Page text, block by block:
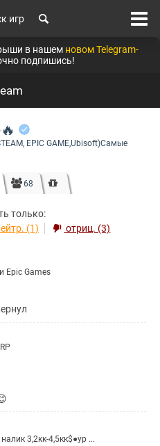
игр
в нашем новом Telegram-
подпишись!
EPIC GAME,Ubisoft)Самые
68
только:
(1) отриц. (3)
Epic Games
3,2кк-4,5кк$●ур ...